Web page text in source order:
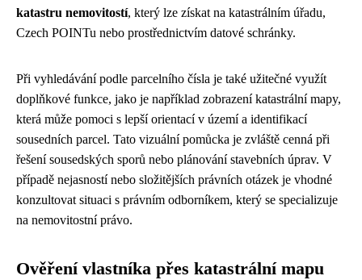
katastru nemovitostí, který lze získat na katastrálním úřadu,
Czech POINTu nebo prostřednictvím datové schránky.
Při vyhledávání podle parcelního čísla je také užitečné využít
doplňkové funkce, jako je například zobrazení katastrální mapy,
která může pomoci s lepší orientací v území a identifikací
sousedních parcel. Tato vizuální pomůcka je zvláště cenná při
řešení sousedských sporů nebo plánování stavebních úprav. V
případě nejasností nebo složitějších právních otázek je vhodné
konzultovat situaci s právním odborníkem, který se specializuje
na nemovitostní právo.
Ověření vlastníka přes katastrální mapu